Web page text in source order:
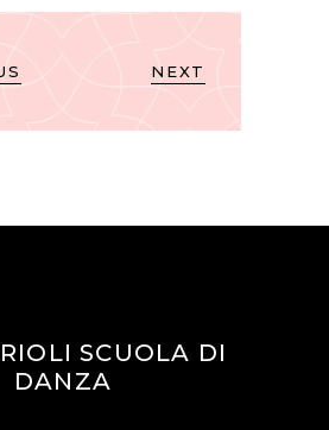
NEXT
SCUOLA DI
DANZA